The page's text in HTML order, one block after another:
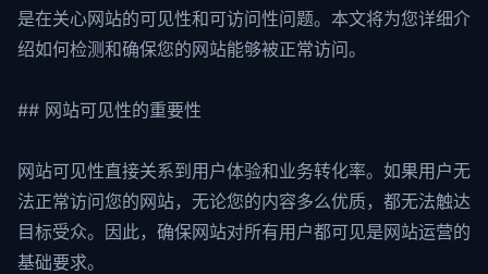
是在关心网站的可见性和可访问性问题。本文将为您详细介
绍如何检测和确保您的网站能够被正常访问。
## 网站可见性的重要性
网站可见性直接关系到用户体验和业务转化率。如果用户无
法正常访问您的网站，无论您的内容多么优质，都无法触达
目标受众。因此，确保网站对所有用户都可见是网站运营的
基础要求。